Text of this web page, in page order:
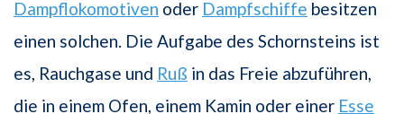
Dampflokomotiven oder Dampfschiffe besitzen
einen solchen. Die Aufgabe des Schornsteins ist
es, Rauchgase und Ruß in das Freie abzuführen,
die in einem Ofen, einem Kamin oder einer Esse